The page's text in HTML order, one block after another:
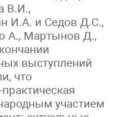
В.И.,
И.А. и Седов Д.С.,
А., Мартынов Д.,
выступлений
что
участием